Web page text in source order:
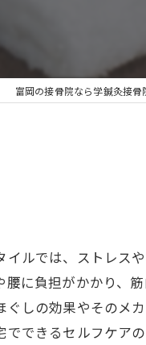
肩こり
富岡の接骨院なら学鍼灸接骨
ルでは、ストレス
に負担がかかり、
しの効果やそのメ
できるセルフケア